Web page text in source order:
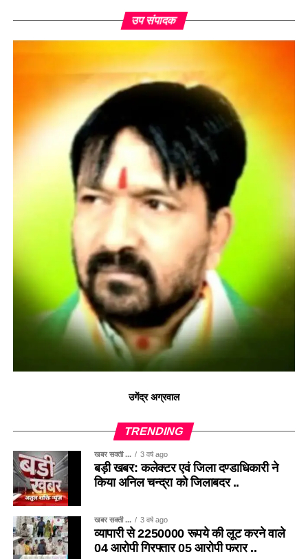
उप संपादक
उगेंद्र अग्रवाल
TRENDING
खबर सक्ती ... 3 वर्ष ago
बड़ी खबर: कलेक्टर एवं जिला दण्डाधिकारी ने
किया अनिल चन्द्रा को जिलाबदर ..
खबर सक्ती ... 3 वर्ष ago
व्यापारी से 2250000 रूपये की लूट करने वाले
04 आरोपी गिरफ्तार 05 आरोपी फरार ..